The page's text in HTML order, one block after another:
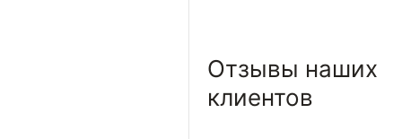
Отзывы наших
клиентов